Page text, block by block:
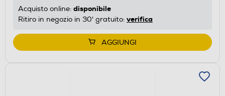
Acquisto online: disponibile
Ritiro in negozio in 30' gratuito: verifica
AGGIUNGI